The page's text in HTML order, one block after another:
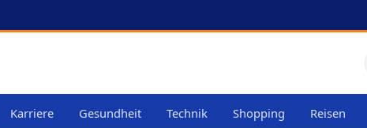
Karriere Gesundheit Technik Shopping Reisen